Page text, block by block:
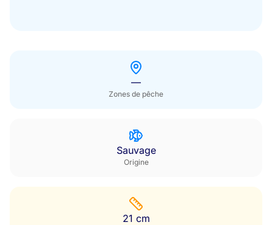
—
Zones de pêche
Sauvage
Origine
21 cm